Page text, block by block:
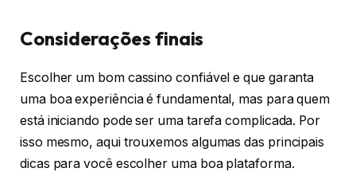
Considerações finais
Escolher um bom cassino confiável e que garanta
uma boa experiência é fundamental, mas para quem
está iniciando pode ser uma tarefa complicada. Por
isso mesmo, aqui trouxemos algumas das principais
dicas para você escolher uma boa plataforma.